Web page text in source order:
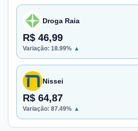
Droga Raia
R$ 46,99
Variação: 18.99% ▲
Nissei
R$ 64,87
Variação: 87.49% ▲